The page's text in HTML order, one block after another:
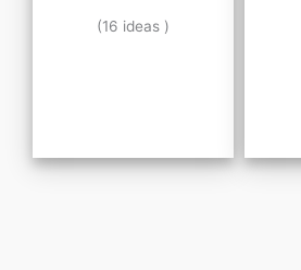
(16 ideas )